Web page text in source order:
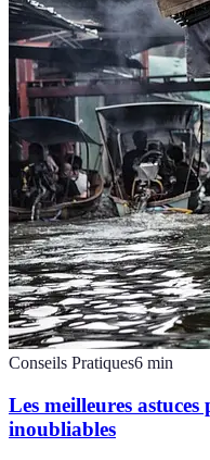
Conseils Pratiques6 min
Les meilleures astuces
inoubliables